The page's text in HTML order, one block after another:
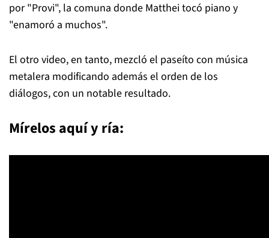
por "Provi", la comuna donde Matthei tocó piano y
"enamoró a muchos".
El otro video, en tanto, mezcló el paseíto con música
metalera modificando además el orden de los
diálogos, con un notable resultado.
Mírelos aquí y ría: